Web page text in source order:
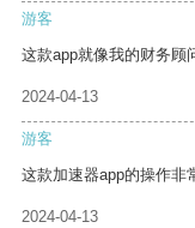
游客
这款app就像我的财务顾
2024-04-13
游客
这款加速器app的操作非
2024-04-13